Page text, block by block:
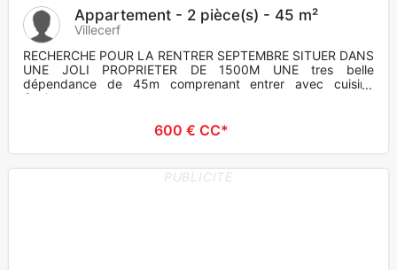
Appartement - 2 pièce(s) - 45 m²
Villecerf
RECHERCHE POUR LA RENTRER SEPTEMBRE SITUER DANS
UNE JOLI PROPRIETER DE 1500M UNE tres belle
dépendance de 45m comprenant entrer avec cuisine
équiper chambre avec terrasse a
600 € CC*
PUBLICITE